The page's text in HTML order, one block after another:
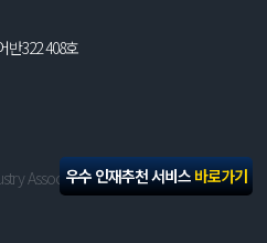
우수 인재추천 서비스바로가기
반322 408호
Association. ALL RIGHT RESERVED.